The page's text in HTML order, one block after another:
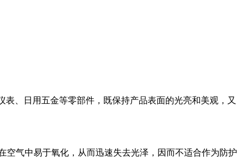
、日用五金等零部件，既保持产品表面的光亮和美观，又
气中易于氧化，从而迅速失去光泽，因而不适合作为防护